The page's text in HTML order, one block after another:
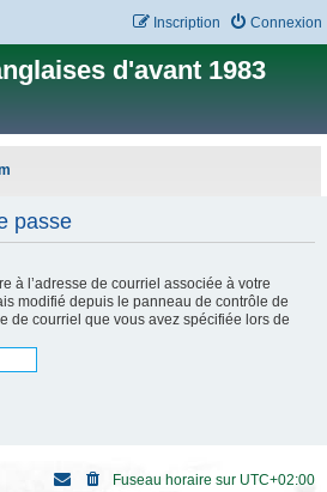
Connexion
Inscription
d'avant 1983
passe
à l’adresse de courriel associée à votre
modifié depuis le panneau de contrôle de
de courriel que vous avez spécifiée lors de
Fuseau horaire sur UTC+02:00